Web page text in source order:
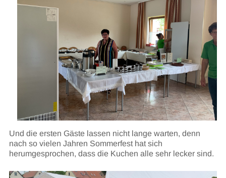
Und die ersten Gäste lassen nicht lange warten, denn
nach so vielen Jahren Sommerfest hat sich
herumgesprochen, dass die Kuchen alle sehr lecker sind.